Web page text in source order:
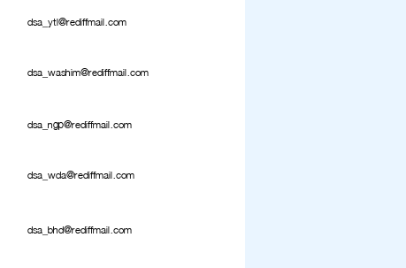
dsa_ytl@rediffmail.com
dsa_washim@rediffmail.com
dsa_ngp@rediffmail.com
dsa_wda@rediffmail.com
dsa_bhd@rediffmail.com